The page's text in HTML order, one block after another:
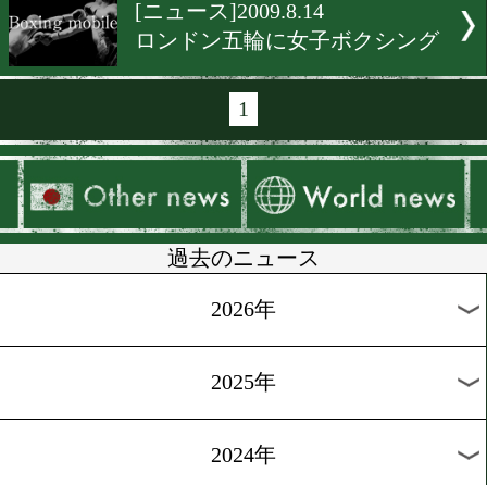
[ニュース]2009.12.12
ドネアがゲレロと防衛戦
[ニュース]2009.12.4
パッキャオVSメイウェザ
実現!!
[ニュース]2009.12.4
コット引退を示唆!?
[ニュース]2009.11.15
パッキャオ5階級制覇